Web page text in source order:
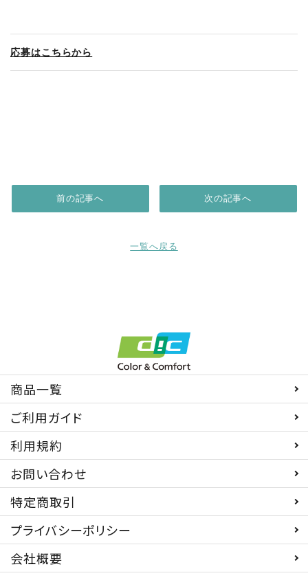
応募はこちらから
前の記事へ
一覧へ戻る
次の記事へ
商品一覧
ご利用ガイド
利用規約
お問い合わせ
特定商取引
プライバシーポリシー
会社概要